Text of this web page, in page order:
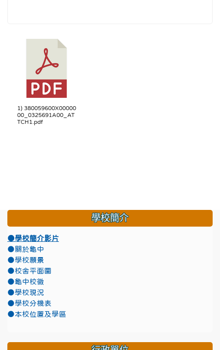
1) 380059600X00000
00_0325691A00_AT
TCH1.pdf
學校簡介
●學校簡介影片
●關於龜中
●學校願景
●校舍平面圖
●龜中校徽
●學校現況
●學校分機表
●本校位置及學區